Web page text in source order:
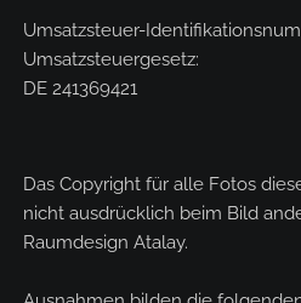
Umsatzsteuer-
Umsatzsteuergesetz:
DE 241369421
Das Copyright für alle Fotos
nicht ausdrücklich beim Bild
Raumdesign Atalay.